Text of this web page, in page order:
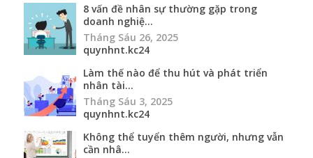
8 vấn đề nhân sự thường gặp trong
doanh nghiệ...
Tháng Sáu 26, 2025
quynhnt.kc24
Làm thế nào để thu hút và phát triển
nhân tài...
Tháng Sáu 3, 2025
quynhnt.kc24
Không thể tuyển thêm người, nhưng vẫn
cần nhâ...